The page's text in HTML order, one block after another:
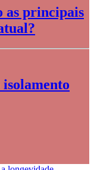
as principais